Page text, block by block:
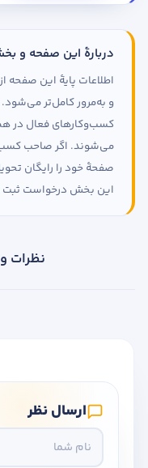
دربارهٔ این صفحه و
اطلاعات پایهٔ این صفحه
و به‌مرور کامل‌تر
کسب‌وکارهای فعال در
می‌شوند. اگر صاحب
صفحهٔ خود را رایگان
این بخش درخواست ثبت
نظرات
ارسال نظر